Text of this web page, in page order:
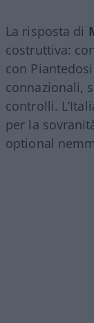
La risposta di
costruttiva:
con
connazionali,
controlli.
per la
optional